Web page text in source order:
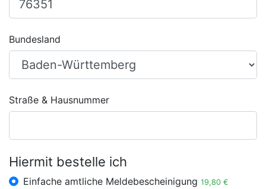
Bundesland
Straße & Hausnummer
Hiermit bestelle ich
Einfache amtliche Meldebescheinigung 19,80 €